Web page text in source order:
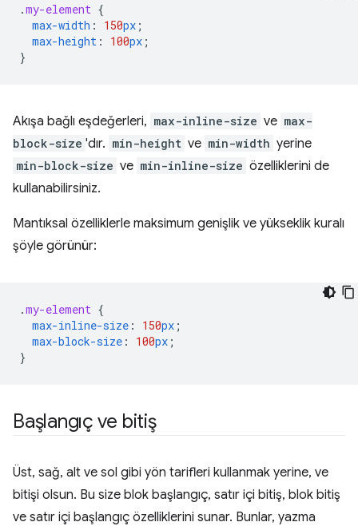
.my-element {
max-width : 150px ;
max-height : 100px ;
}
Akışa bağlı eşdeğerleri, max-inline-size ve max-
block-size 'dır. min-height ve min-width yerine
min-block-size ve min-inline-size özelliklerini de
kullanabilirsiniz.
Mantıksal özelliklerle maksimum genişlik ve yükseklik kuralı
şöyle görünür:
.my-element {
max-inline-size : 150px ;
max-block-size : 100px ;
}
Başlangıç ve bitiş
Üst, sağ, alt ve sol gibi yön tarifleri kullanmak yerine, ve
bitişi olsun. Bu size blok başlangıç, satır içi bitiş, blok bitiş
ve satır içi başlangıç özelliklerini sunar. Bunlar, yazma